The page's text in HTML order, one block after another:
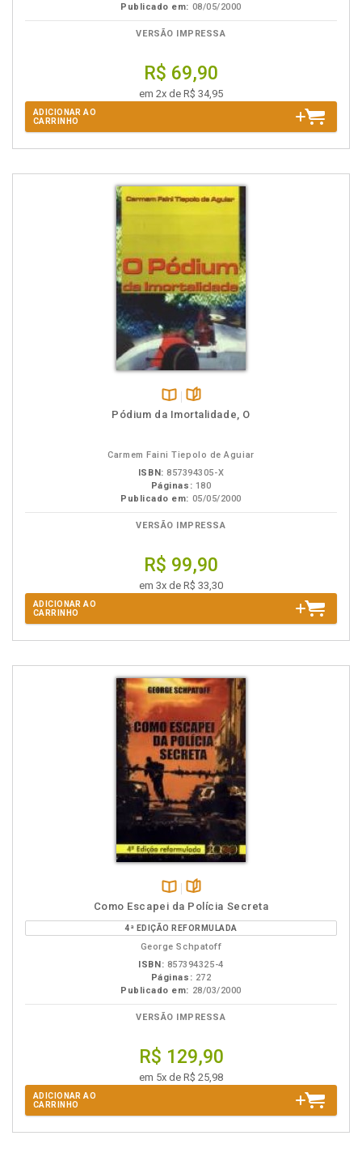
Publicado em: 08/05/2000
VERSÃO IMPRESSA
R$ 69,90
em 2x de R$ 34,95
ADICIONAR AO
CARRINHO
Disponível
páginas
Pódium da Imortalidade, O
Carmem Faini Tiepolo de Aguiar
ISBN: 857394305-X
Páginas: 180
Publicado em: 05/05/2000
VERSÃO IMPRESSA
R$ 99,90
em 3x de R$ 33,30
ADICIONAR AO
CARRINHO
Disponível
na
B.V.
páginas
Como Escapei da Polícia Secreta
4ª EDIÇÃO REFORMULADA
George Schpatoff
ISBN: 857394325-4
Páginas: 272
Publicado em: 28/03/2000
VERSÃO IMPRESSA
R$ 129,90
em 5x de R$ 25,98
ADICIONAR AO
CARRINHO